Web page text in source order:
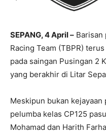
SEPANG, 4 April – Barisan
Racing Team (TBPR)
pada saingan Pusingan 2
yang berakhir di Litar
Meskipun bukan
pelumba kelas CP125
Mohamad dan Harith